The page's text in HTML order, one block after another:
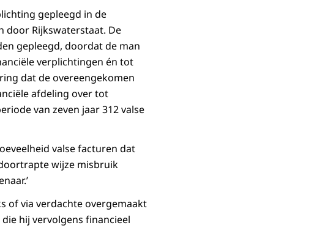
gepleegd in de
door Rijkswaterstaat. De
gepleegd, doordat de man
verplichtingen én tot
dat de overeengekomen
afdeling over tot
van zeven jaar 312 valse
valse facturen dat
wijze misbruik
of via verdachte overgemaakt
hij vervolgens financieel